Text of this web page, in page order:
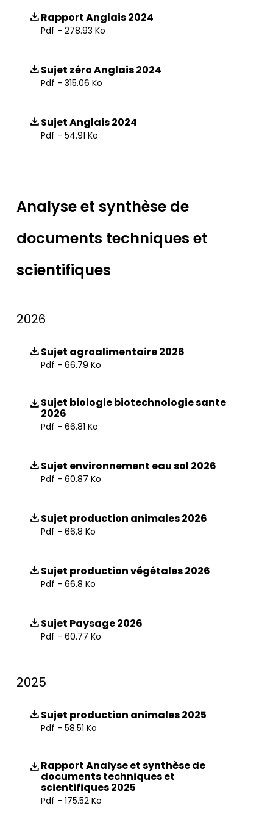
Rapport Anglais 2024
Pdf - 278.93 Ko
Sujet zéro Anglais 2024
Pdf - 315.06 Ko
Sujet Anglais 2024
Pdf - 54.91 Ko
Analyse et synthèse de
documents techniques et
scientifiques
2026
Sujet agroalimentaire 2026
Pdf - 66.79 Ko
Sujet biologie biotechnologie sante
2026
Pdf - 66.81 Ko
Sujet environnement eau sol 2026
Pdf - 60.87 Ko
Sujet production animales 2026
Pdf - 66.8 Ko
Sujet production végétales 2026
Pdf - 66.8 Ko
Sujet Paysage 2026
Pdf - 60.77 Ko
2025
Sujet production animales 2025
Pdf - 58.51 Ko
Rapport Analyse et synthèse de
documents techniques et
scientifiques 2025
Pdf - 175.52 Ko